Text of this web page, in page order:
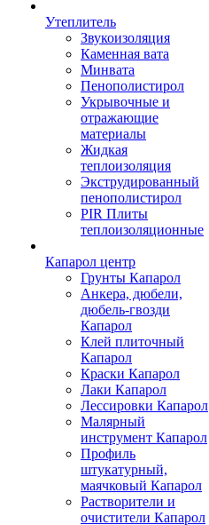
Утеплитель
Звукоизоляция
Каменная вата
Минвата
Пенополистирол
Укрывочные и
отражающие
материалы
Жидкая
теплоизоляция
Экструдированный
пенополистирол
PIR Плиты
теплоизоляционные
Капарол центр
Грунты Капарол
Анкера, дюбели,
дюбель-гвозди
Капарол
Клей плиточный
Капарол
Краски Капарол
Лаки Капарол
Лессировки Капарол
Малярный
инструмент Капарол
Профиль
штукатурный,
маячковый Капарол
Растворители и
очистители Капарол